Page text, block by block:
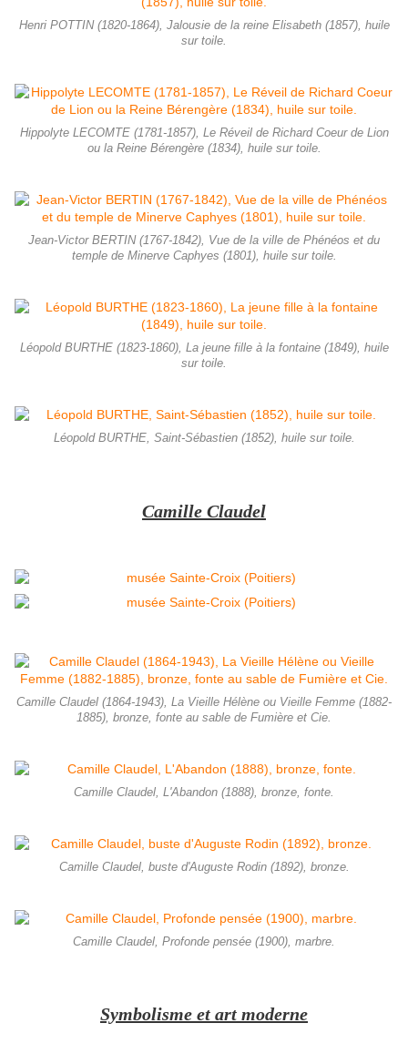
Henri POTTIN (1820-1864), Jalousie de la reine Elisabeth (1857), huile
sur toile.
Hippolyte LECOMTE (1781-1857), Le Réveil de Richard Coeur de Lion
ou la Reine Bérengère (1834), huile sur toile.
Jean-Victor BERTIN (1767-1842), Vue de la ville de Phénéos et du
temple de Minerve Caphyes (1801), huile sur toile.
Léopold BURTHE (1823-1860), La jeune fille à la fontaine (1849), huile
sur toile.
Léopold BURTHE, Saint-Sébastien (1852), huile sur toile.
Camille Claudel
Camille Claudel (1864-1943), La Vieille Hélène ou Vieille Femme (1882-
1885), bronze, fonte au sable de Fumière et Cie.
Camille Claudel, L'Abandon (1888), bronze, fonte.
Camille Claudel, buste d'Auguste Rodin (1892), bronze.
Camille Claudel, Profonde pensée (1900), marbre.
Symbolisme et art moderne